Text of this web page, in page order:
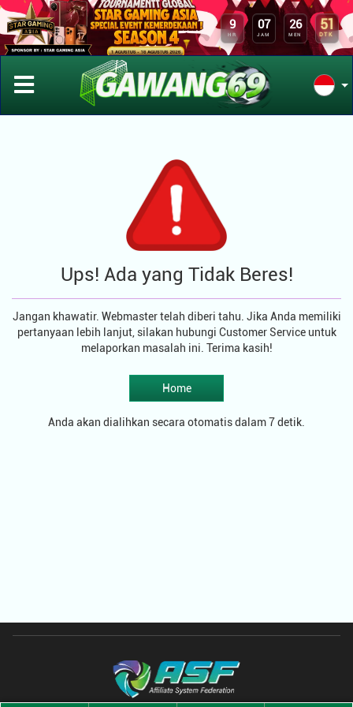
9
HR
07
JAM
26
MEN
51
DTK
Ups! Ada yang Tidak Beres!
Jangan khawatir. Webmaster telah diberi tahu. Jika Anda memiliki
pertanyaan lebih lanjut, silakan hubungi Customer Service untuk
melaporkan masalah ini. Terima kasih!
Home
Anda akan dialihkan secara otomatis dalam 7 detik.